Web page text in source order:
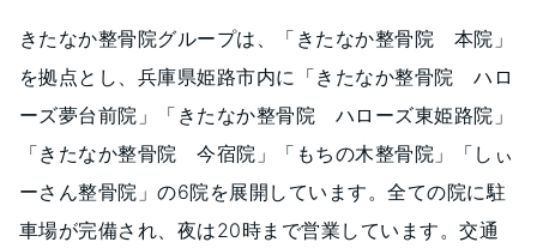
きたなか整骨院グループは、「きたなか整骨院 本院」
を拠点とし、兵庫県姫路市内に「きたなか整骨院 ハロ
ーズ夢台前院」「きたなか整骨院 ハローズ東姫路院」
「きたなか整骨院 今宿院」「もちの木整骨院」「しぃ
ーさん整骨院」の6院を展開しています。全ての院に駐
車場が完備され、夜は20時まで営業しています。交通